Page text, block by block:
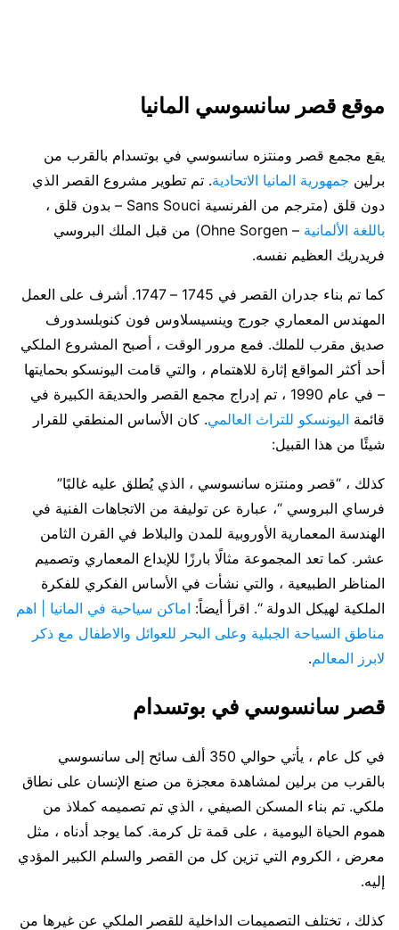
موقع قصر سانسوسي المانيا
يقع مجمع قصر ومنتزه سانسوسي في بوتسدام بالقرب من
برلين جمهورية المانيا الاتحادية. تم تطوير مشروع القصر الذي
دون قلق (مترجم من الفرنسية Sans Souci – بدون قلق ،
باللغة الألمانية
– Ohne Sorgen) من قبل الملك البروسي
فريدريك العظيم نفسه.
كما تم بناء جدران القصر في 1745 – 1747. أشرف على العمل
المهندس المعماري جورج وينسيسلاوس فون كنوبلسدورف
صديق مقرب للملك. فمع مرور الوقت ، أصبح المشروع الملكي
أحد أكثر المواقع إثارة للاهتمام ، والتي قامت اليونسكو بحمايتها
– في عام 1990 ، تم إدراج مجمع القصر والحديقة الكبيرة في
قائمة اليونسكو للتراث العالمي. كان الأساس المنطقي للقرار
شيئًا من هذا القبيل:
كذلك ، “قصر ومنتزه سانسوسي ، الذي يُطلق عليه غالبًا”
فرساي البروسي “، عبارة عن توليفة من الاتجاهات الفنية في
الهندسة المعمارية الأوروبية للمدن والبلاط في القرن الثامن
عشر. كما تعد المجموعة مثالًا بارزًا للإبداع المعماري وتصميم
المناظر الطبيعية ، والتي نشأت في الأساس الفكري للفكرة
الملكية لهيكل الدولة “. اقرأ أيضاً: اماكن سياحية في المانيا | اهم
مناطق السياحة الجبلية وعلى البحر للعوائل والاطفال مع ذكر
لابرز المعالم.
قصر سانسوسي في بوتسدام
في كل عام ، يأتي حوالي 350 ألف سائح إلى سانسوسي
بالقرب من برلين لمشاهدة معجزة من صنع الإنسان على نطاق
ملكي. تم بناء المسكن الصيفي ، الذي تم تصميمه كملاذ من
هموم الحياة اليومية ، على قمة تل كرمة. كما يوجد أدناه ، مثل
معرض ، الكروم التي تزين كل من القصر والسلم الكبير المؤدي
إليه.
كذلك ، تختلف التصميمات الداخلية للقصر الملكي عن غيرها من